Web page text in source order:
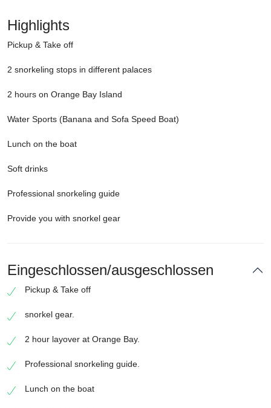
Highlights
Pickup & Take off
2 snorkeling stops in different palaces
2 hours on Orange Bay Island
Water Sports (Banana and Sofa Speed ​​Boat)
Lunch on the boat
Soft drinks
Professional snorkeling guide
Provide you with snorkel gear
Eingeschlossen/ausgeschlossen
Pickup & Take off
snorkel gear.
2 hour layover at Orange Bay.
Professional snorkeling guide.
Lunch on the boat